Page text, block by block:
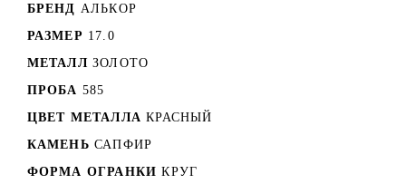
БРЕНД АЛЬКОР
РАЗМЕР 17.0
МЕТАЛЛ ЗОЛОТО
ПРОБА 585
ЦВЕТ МЕТАЛЛА КРАСНЫЙ
КАМЕНЬ САПФИР
ФОРМА ОГРАНКИ КРУГ